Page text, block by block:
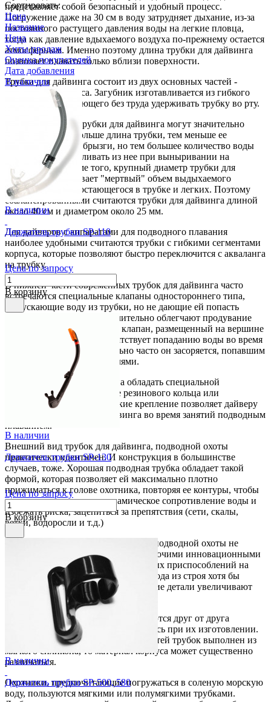
представляет собой безопасный и удобный процесс.
Погружение даже на 30 см в воду затрудняет дыхание, из-за
постоянного растущего давления воды на легкие пловца,
тогда как давление вдыхаемого воздуха по-прежнему остается
атмосферным. Именно поэтому длина трубки для дайвинга
позволяет плавать только вблизи поверхности.
Трубка для дайвинга состоит из двух основных частей -
загубника и корпуса. Загубник изготавливается из гибкого
силикона, позволяющего без труда удерживать трубку во рту.
Диаметр и длина трубки для дайвинга могут значительно
отличаться. Чем больше длина трубки, тем меньше ее
заливают волны и брызги, но тем большее количество воды
необходимо выдавливать из нее при выныривании на
поверхность. Кроме того, крупный диаметр трубки для
дайвинга увеличивает "мертвый" объем выдыхаемого
углекислого газа, остающегося в трубке и легких. Поэтому
сбалансированными считаются трубки для дайвинга длиной
около 40 см и диаметром около 25 мм.
Для дайверов с аппаратами для подводного плавания
наиболее удобными считаются трубки с гибкими сегментами
корпуса, которые позволяют быстро переключится с акваланга
на трубку.
В нижней части современных трубок для дайвинга часто
встречаются специальные клапаны одностороннего типа,
выпускающие воду из трубки, но не дающие ей попасть
внутрь. Такие клапаны значительно облегчают продувание
трубки. А шарикообразный клапан, размещенный на вершине
трубки для дайвинга, препятствует попаданию воды во время
погружения. Правда, довольно часто он засоряется, попавшим
в него песком или водорослями.
Трубка для дайвинга должна обладать специальной
крепежной системой в виде резинового кольца или
пластмассового зажима. Такие крепление позволяет дайверу
не потерять трубку для дайвинга во время занятий подводным
плаванием.
Внешний вид трубок для дайвинга, подводной охоты
практически идентичен. И конструкция в большинстве
случаев, тоже. Хорошая подводная трубка обладает такой
формой, которая позволяет ей максимально плотно
прижиматься к голове охотника, повторяя ее контуры, чтобы
минимизировать гидродинамическое сопротивление воды и
избежать риска, зацепиться за препятствия (сети, скалы,
ветки, водоросли и т.д.)
Классическая трубка для плавания, подводной охоты не
оснащена никакими клапанами и прочими инновационными
технологиями. Чем больше различных приспособлений на
трубке, тем больше вероятность выхода из строя хотя бы
одного устройства. К тому же лишние детали увеличивают
парусность трубки для дайвинга.
В основном, модели трубок отличаются друг от друга
материалами, которые использовались при их изготовлении.
И если загубник у всех разновидностей трубок выполнен из
мягкого силикона, то материал корпуса может существенно
различаться.
Охотники, предпочитающие погружаться в соленую морскую
воду, пользуются мягкими или полумягкими трубками.
Сортировать:
Цена
Название
Цена
Хиты продаж
Оценка покупателей
Дата добавления
В наличии
В наличии
Держатель трубки SP-110
Цена по запросу
В корзину
В наличии
Держатель трубки SP-130
Цена по запросу
В корзину
В наличии
Держатель трубки SP-500, 580